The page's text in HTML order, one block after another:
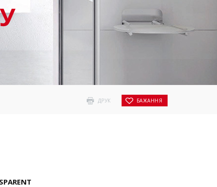
ДРУК БАЖАННЯ